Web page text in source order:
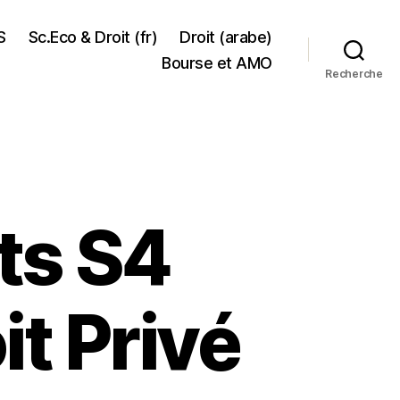
Sc.Eco & Droit (fr)
Droit (arabe)
Bourse et AMO
Recherche
S4
Privé